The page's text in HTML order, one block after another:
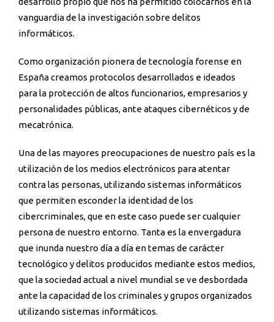
vanguardia de la investigación sobre delitos
informáticos.
Como organización pionera de tecnología forense en
España creamos protocolos desarrollados e ideados
para la protección de altos funcionarios, empresarios y
personalidades públicas, ante ataques cibernéticos y de
mecatrónica.
Una de las mayores preocupaciones de nuestro país es la
utilización de los medios electrónicos para atentar
contra las personas, utilizando sistemas informáticos
que permiten esconder la identidad de los
cibercriminales, que en este caso puede ser cualquier
persona de nuestro entorno. Tanta es la envergadura
que inunda nuestro día a día en temas de carácter
tecnológico y delitos producidos mediante estos medios,
que la sociedad actual a nivel mundial se ve desbordada
ante la capacidad de los criminales y grupos organizados
utilizando sistemas informáticos.